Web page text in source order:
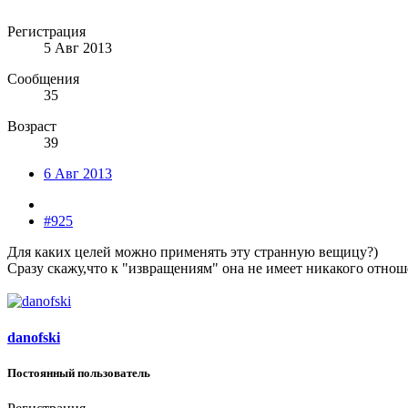
Регистрация
5 Авг 2013
Сообщения
35
Возраст
39
6 Авг 2013
#925
Для каких целей можно применять эту странную вещицу?)
Сразу скажу,что к "извращениям" она не имеет никакого
danofski
Постоянный пользователь